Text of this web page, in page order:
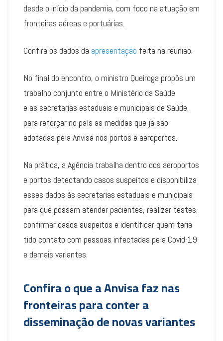
desde o início da pandemia, com foco na atuação em
fronteiras aéreas e portuárias.
Confira os dados da apresentação feita na reunião.
No final do encontro, o ministro Queiroga propôs um
trabalho conjunto entre o Ministério da Saúde
e as secretarias estaduais e municipais de Saúde,
para reforçar no país as medidas que já são
adotadas pela Anvisa nos portos e aeroportos.
Na prática, a Agência trabalha dentro dos aeroportos
e portos detectando casos suspeitos e disponibiliza
esses dados às secretarias estaduais e municipais
para que possam atender pacientes, realizar testes,
confirmar casos suspeitos e identificar quem teria
tido contato com pessoas infectadas pela Covid-19
e demais variantes.
Confira o que a Anvisa faz nas
fronteiras para conter a
disseminação de novas variantes